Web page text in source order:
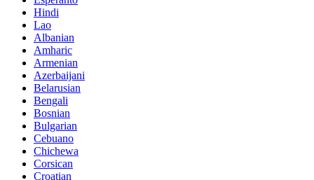
Hindi
Lao
Albanian
Amharic
Armenian
Azerbaijani
Belarusian
Bengali
Bosnian
Bulgarian
Cebuano
Chichewa
Corsican
Croatian